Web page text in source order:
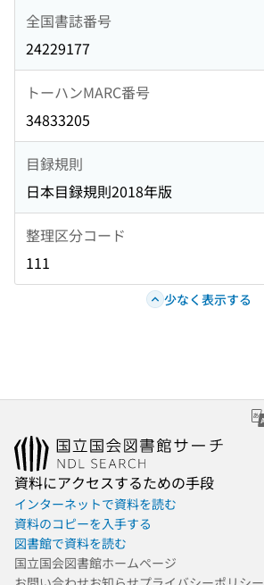
全国書誌番号
24229177
トーハンMARC番号
34833205
目録規則
日本目録規則2018年版
整理区分コード
111
少なく表示する
資料にアクセスするための手段
インターネットで資料を読む
資料のコピーを入手する
図書館で資料を読む
国立国会図書館ホームページ